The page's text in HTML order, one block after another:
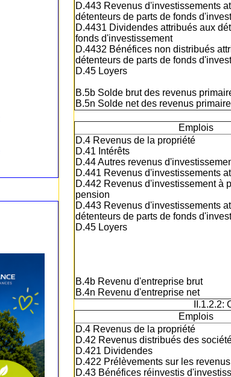
D.443 Revenus d'investissements
détenteurs de parts de fonds
D.4431 Dividendes attribués aux
fonds d'investissement
D.4432 Bénéfices non distribués
détenteurs de parts de fonds
D.45 Loyers
B.5b Solde brut des revenus
B.5n Solde net des revenus
Emplois
D.4 Revenus de la propriété
D.41 Intérêts
D.44 Autres revenus
D.441 Revenus d'investissements
D.442 Revenus d'investissement à
pension
D.443 Revenus d'investissements
détenteurs de parts de fonds
D.45 Loyers
B.4b Revenu d'entreprise brut
B.4n Revenu d'entreprise net
Emplois
D.4 Revenus de la propriété
D.42 Revenus distribués des
D.421 Dividendes
D.422 Prélèvements sur les
D.43 Bénéfices réinvestis